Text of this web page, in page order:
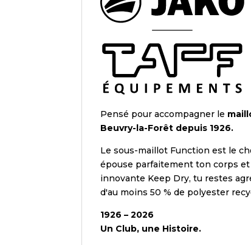
Pensé pour accompagner le
Beuvry-la-Forêt depuis 1926.
Le sous-maillot Function est le
épouse parfaitement ton corps
innovante Keep Dry, tu restes
d'au moins 50 % de polyester
1926 – 2026
Un Club, une Histoire.